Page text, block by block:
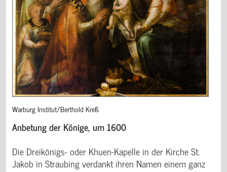
Warburg Institut/Berthold Kreß
Anbetung der Könige, um 1600
Die Dreikönigs- oder Khuen-Kapelle in der Kirche St.
Jakob in Straubing verdankt ihren Namen einem ganz